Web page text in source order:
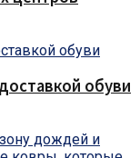
обуви